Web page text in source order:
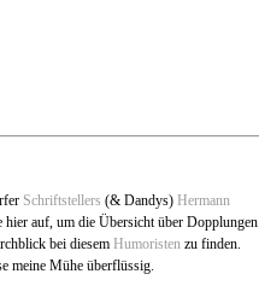
Schriftstellers (& Dandys)Hermann
hier auf, um die Übersicht über Dopplungen
bei diesemHumoristen zu finden.
meine Mühe überflüssig.